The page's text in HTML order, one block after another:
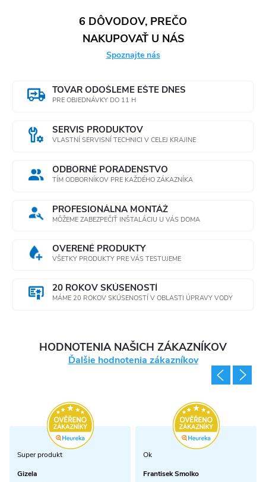
6 DÔVODOV, PREČO
NAKUPOVAŤ U NÁS
Spoznajte nás
TOVAR ODOŠLEME EŠTE DNES
PRE OBJEDNÁVKY DO 11 H
SERVIS PRODUKTOV
VLASTNÍ SERVISNÍ TECHNICI V CELEJ KRAJINE
ODBORNÉ PORADENSTVO
TÍM ODBORNÍKOV PRE KAŽDÉHO ZÁKAZNÍKA
PROFESIONÁLNA MONTÁŽ
MÔŽEME ZABEZPEČIŤ INŠTALÁCIU U VÁS DOMA
OVERENÉ PRODUKTY
VŠETKY PRODUKTY PRE VÁS TESTUJEME
20 ROKOV SKÚSENOSTÍ
MÁME 20 ROKOV SKÚSENOSTÍ V OBLASTI ÚPRAVY VODY
HODNOTENIA NAŠICH ZÁKAZNÍKOV
Ďalšie hodnotenia zákazníkov
Super produkt
Gizela
Ok
Frantisek Smolko